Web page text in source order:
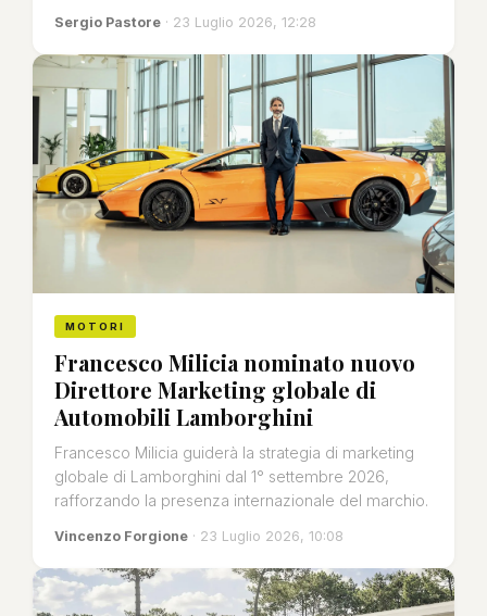
Sergio Pastore · 23 Luglio 2026, 12:28
MOTORI
Francesco Milicia nominato nuovo
Direttore Marketing globale di
Automobili Lamborghini
Francesco Milicia guiderà la strategia di marketing
globale di Lamborghini dal 1° settembre 2026,
rafforzando la presenza internazionale del marchio.
Vincenzo Forgione · 23 Luglio 2026, 10:08